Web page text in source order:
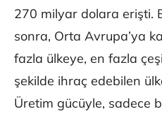
270 milyar dolara erişti.
sonra, Orta Avrupa’ya
fazla ülkeye, en fazla
şekilde ihraç edebilen
Üretim gücüyle, sadece